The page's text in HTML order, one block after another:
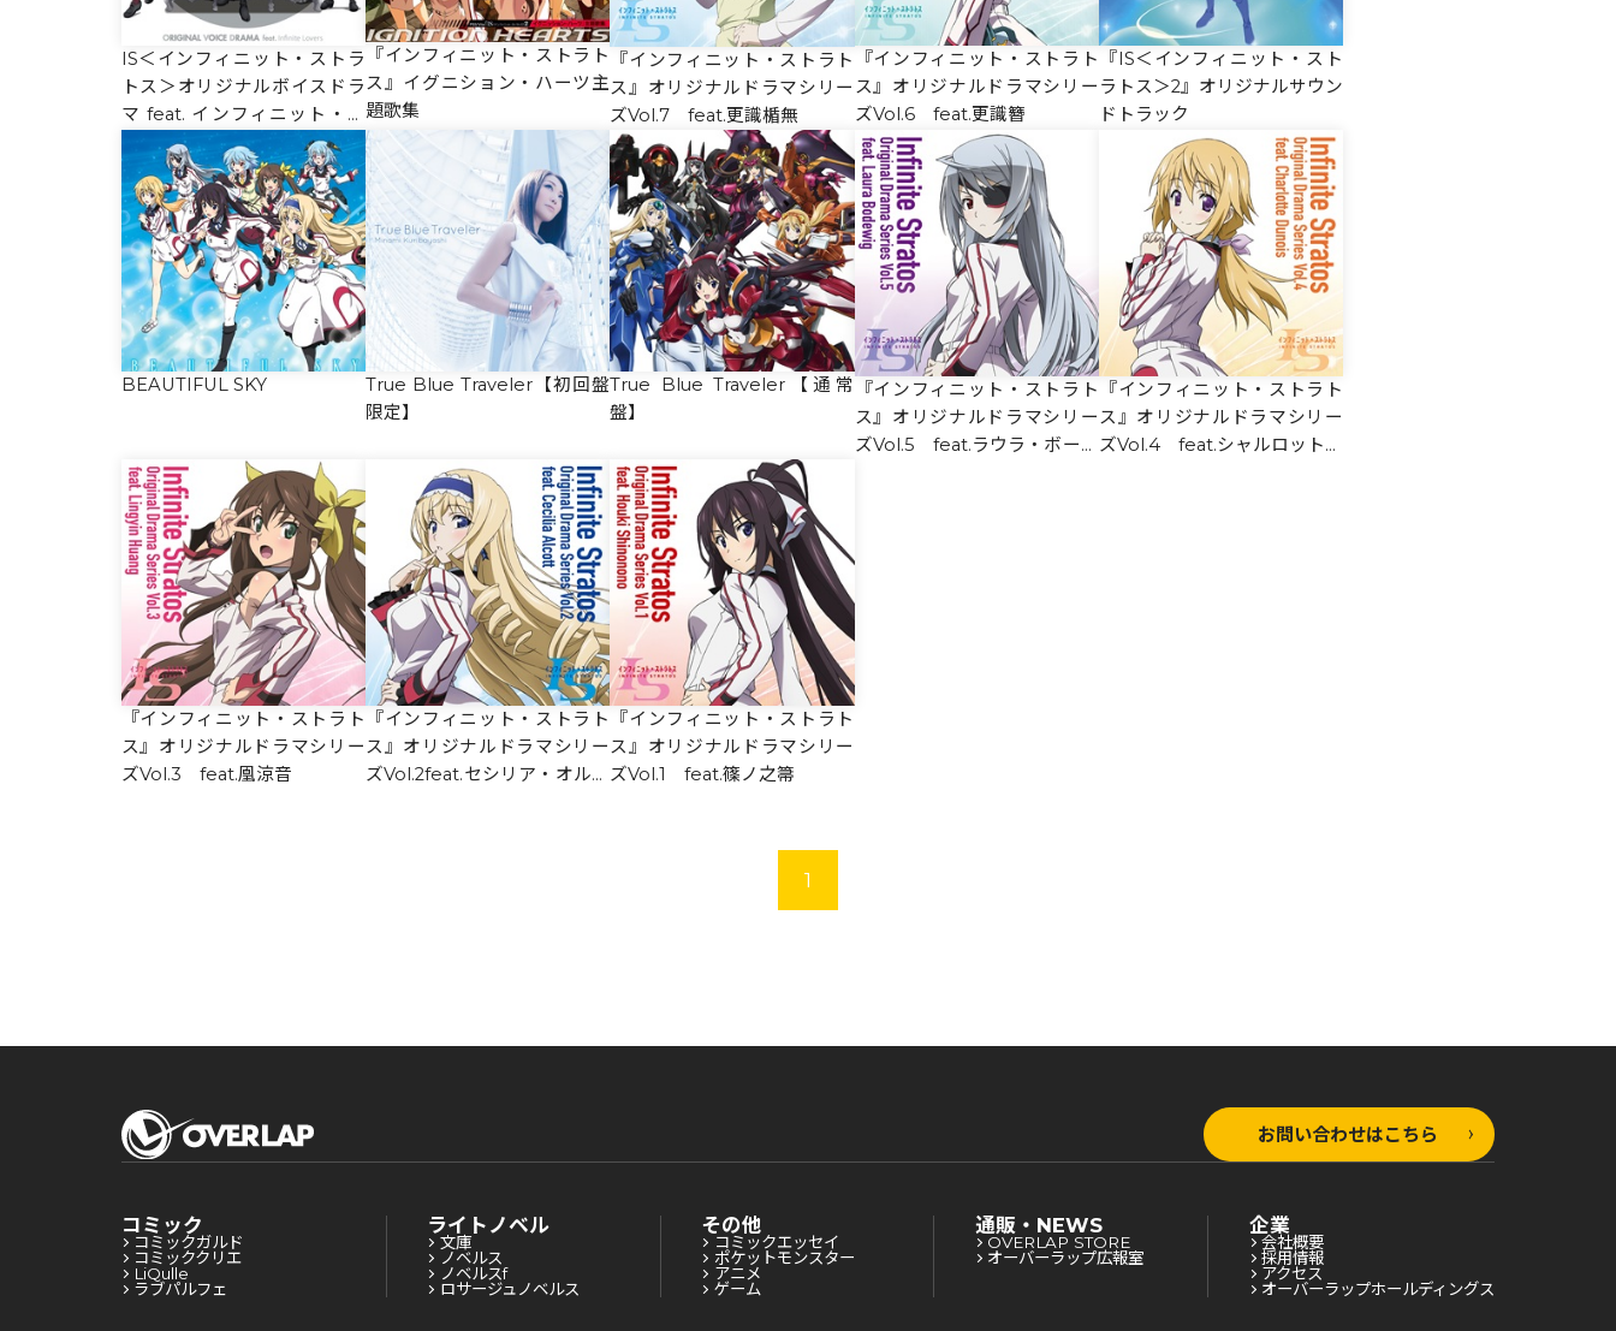
IS＜インフィニット・ストラ
トス＞オリジナルボイスドラ
マ feat. インフィニット・ラ
バーズ
『インフィニット・ストラト
ス』イグニション・ハーツ主
題歌集
『インフィニット・ストラト
ス』オリジナルドラマシリー
ズVol.7 feat.更識楯無
『インフィニット・ストラト
ス』オリジナルドラマシリー
ズVol.6 feat.更識簪
『IS＜インフィニット・スト
ラトス＞2』オリジナルサウン
ドトラック
BEAUTIFUL SKY
True Blue Traveler【初回盤
限定】
True Blue Traveler【通常
盤】
『インフィニット・ストラト
ス』オリジナルドラマシリー
ズVol.5 feat.ラウラ・ボーデ
『インフィニット・ストラト
ス』オリジナルドラマシリー
ズVol.4 feat.シャルロット・
『インフィニット・ストラト
ス』オリジナルドラマシリー
ズVol.3 feat.凰涼音
『インフィニット・ストラト
ス』オリジナルドラマシリー
ズVol.2feat.セシリア・オルコ
『インフィニット・ストラト
ス』オリジナルドラマシリー
ズVol.1 feat.篠ノ之箒
1
お問い合わせはこちら
コミック
コミックガルド
コミッククリエ
LiQulle
ラブパルフェ
ライトノベル
文庫
ノベルス
ノベルスf
ロサージュノベルス
その他
コミックエッセイ
ポケットモンスター
アニメ
ゲーム
通販・NEWS
OVERLAP STORE
オーバーラップ広報室
企業
会社概要
採用情報
アクセス
オーバーラップホールディングス